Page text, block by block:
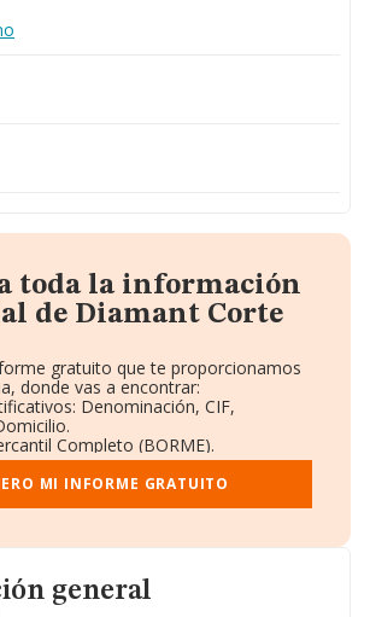
general
toda la información
de Diamant Corte
gratuito que te proporcionamos
donde vas a encontrar:
Denominación, CIF,
Completo (BORME).
Ventas y Empleados.
Administración y Administradores.
Ejecutivos.
oficial y registral complementaria.
MI INFORME GRATUITO